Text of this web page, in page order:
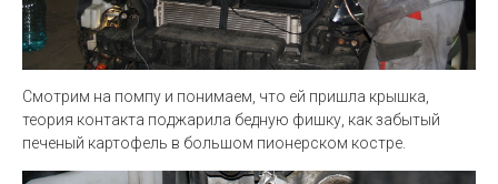
Смотрим на помпу и понимаем, что ей пришла крышка,
теория контакта поджарила бедную фишку, как забытый
печеный картофель в большом пионерском костре.